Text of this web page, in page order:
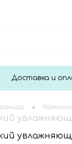
Доставка и
•